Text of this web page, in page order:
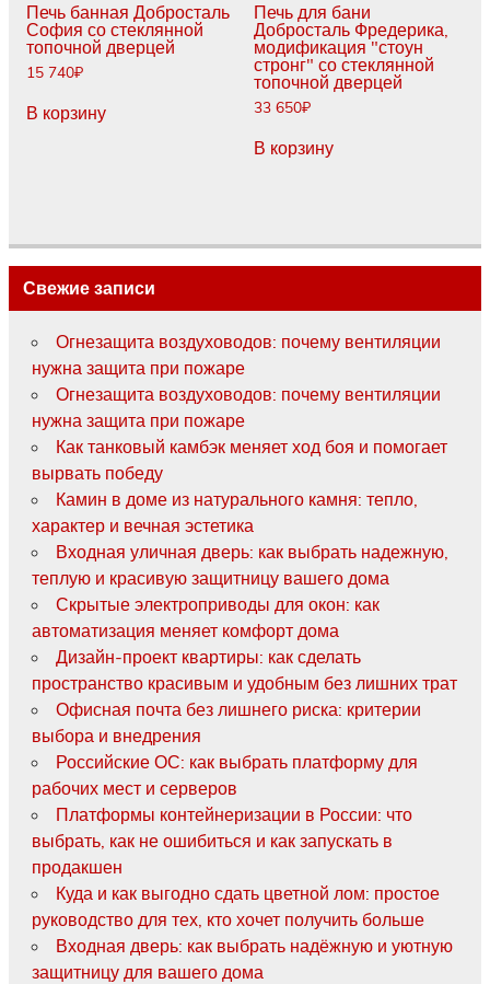
Печь банная Добросталь
София со стеклянной
топочной дверцей
15 740₽
В корзину
Печь для бани
Добросталь Фредерика,
модификация "стоун
стронг" со стеклянной
топочной дверцей
33 650₽
В корзину
Свежие записи
Огнезащита воздуховодов: почему вентиляции
нужна защита при пожаре
Огнезащита воздуховодов: почему вентиляции
нужна защита при пожаре
Как танковый камбэк меняет ход боя и помогает
вырвать победу
Камин в доме из натурального камня: тепло,
характер и вечная эстетика
Входная уличная дверь: как выбрать надежную,
теплую и красивую защитницу вашего дома
Скрытые электроприводы для окон: как
автоматизация меняет комфорт дома
Дизайн-проект квартиры: как сделать
пространство красивым и удобным без лишних трат
Офисная почта без лишнего риска: критерии
выбора и внедрения
Российские ОС: как выбрать платформу для
рабочих мест и серверов
Платформы контейнеризации в России: что
выбрать, как не ошибиться и как запускать в
продакшен
Куда и как выгодно сдать цветной лом: простое
руководство для тех, кто хочет получить больше
Входная дверь: как выбрать надёжную и уютную
защитницу для вашего дома